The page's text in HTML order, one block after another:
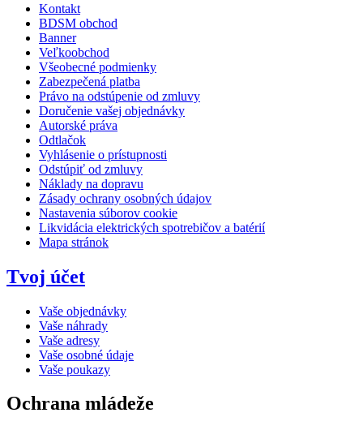
Kontakt
BDSM obchod
Banner
Veľkoobchod
Všeobecné podmienky
Zabezpečená platba
Právo na odstúpenie od zmluvy
Doručenie vašej objednávky
Autorské práva
Odtlačok
Vyhlásenie o prístupnosti
Odstúpiť od zmluvy
Náklady na dopravu
Zásady ochrany osobných údajov
Nastavenia súborov cookie
Likvidácia elektrických spotrebičov a batérií
Mapa stránok
Tvoj účet
Vaše objednávky
Vaše náhrady
Vaše adresy
Vaše osobné údaje
Vaše poukazy
Ochrana mládeže